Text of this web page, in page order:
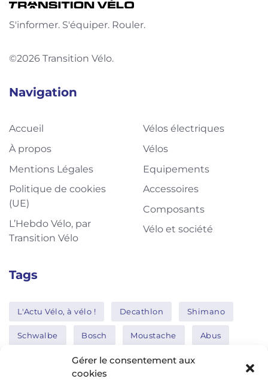
Gérer le consentement aux
cookies
S'informer. S'équiper. Rouler.
©2026 Transition Vélo.
Navigation
Accueil
À propos
Mentions Légales
Politique de cookies
(UE)
L’Hebdo Vélo, par
Transition Vélo
Vélos électriques
Vélos
Equipements
Accessoires
Composants
Vélo et société
Tags
L'Actu Vélo, à vélo ! Decathlon Shimano
Schwalbe Bosch Moustache Abus
Thule Nakamura